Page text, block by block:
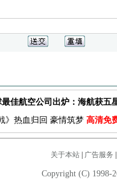
最佳航空公司出炉：海航获五
》热血归回 豪情筑梦 高清免
关于本站| 广告服务
Copyright (C) 1998-